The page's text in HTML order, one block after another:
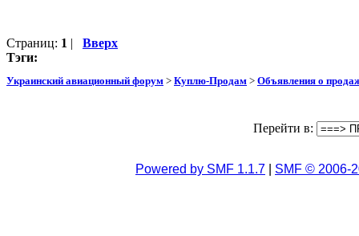
Страниц: 1 | Вверх
Тэги:
Украинский авиационный форум > Куплю-Продам > Объявления о
Перейти в:
Powered by SMF 1.1.7 SMF © 2006-